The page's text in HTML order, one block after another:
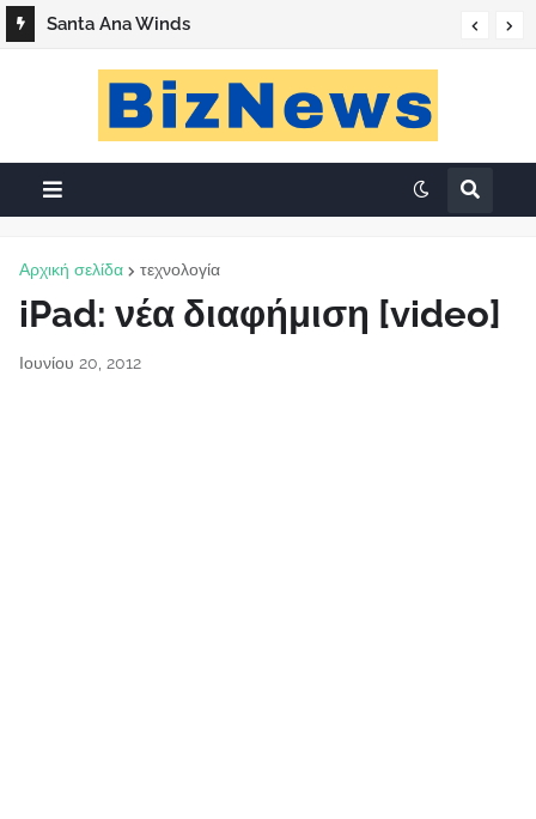
Santa Ana Winds
Αρχική σελίδα τεχνολογία
iPad: νέα διαφήμιση [video]
Ιουνίου 20, 2012